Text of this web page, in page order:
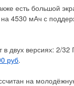
есть большой
4530 мАч с
двух версиях: 2/32
руб.
на